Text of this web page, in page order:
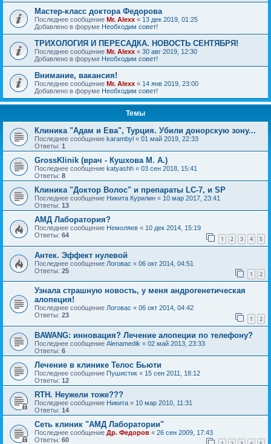
Мастер-класс доктора Федорова
Последнее сообщение Mr. Alexx « 13 дек 2019, 01:25
Добавлено в форуме Необходим совет!
ТРИХОЛОГИЯ И ПЕРЕСАДКА. НОВОСТЬ СЕНТЯБРЯ!
Последнее сообщение Mr. Alexx « 30 авг 2019, 12:30
Добавлено в форуме Необходим совет!
Внимание, вакансия!
Последнее сообщение Mr. Alexx « 14 янв 2019, 23:00
Добавлено в форуме Необходим совет!
Темы
Клиника "Адам и Ева", Турция. Убили донорскую зону...
Последнее сообщение karambyl « 01 май 2019, 22:33
Ответы: 1
GrossKlinik (врач - Кушхова М. А.)
Последнее сообщение katyashh « 03 сен 2018, 15:41
Ответы: 8
Клиника "Доктор Волос" и препараты LC-7, и SP
Последнее сообщение Никита Курилин « 10 мар 2017, 23:41
Ответы: 13
АМД Лаборатория?
Последнее сообщение Немоляев « 10 дек 2014, 15:19
Ответы: 64 1 2 3 4 5
Антек. Эффект нулевой
Последнее сообщение Логовас « 06 окт 2014, 04:51
Ответы: 25 1 2
Узнала страшную новость, у меня андрогенетическая
алопеция!
Последнее сообщение Логовас « 06 окт 2014, 04:42
Ответы: 23 1 2
BAWANG: инновация? Лечение алопеции по телефону?
Последнее сообщение Alenamedik « 02 май 2013, 23:33
Ответы: 6
Лечение в клинике Телос Бьюти
Последнее сообщение Пушистик « 15 сен 2011, 18:12
Ответы: 12
RTH. Неужели тоже???
Последнее сообщение Hикита « 10 мар 2010, 11:31
Ответы: 14
Сеть клиник "АМД Лаборатории"
Последнее сообщение Др. Федоров « 26 сен 2009, 17:43
Ответы: 60